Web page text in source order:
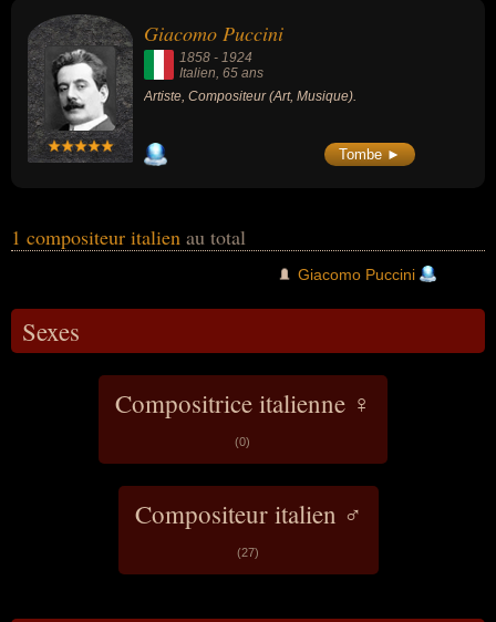
Giacomo Puccini
1858 - 1924
Italien, 65 ans
Artiste, Compositeur (Art, Musique).
Tombe ►
1 compositeur italien au total
Giacomo Puccini
Sexes
Compositrice italienne ♀
(0)
Compositeur italien ♂
(27)